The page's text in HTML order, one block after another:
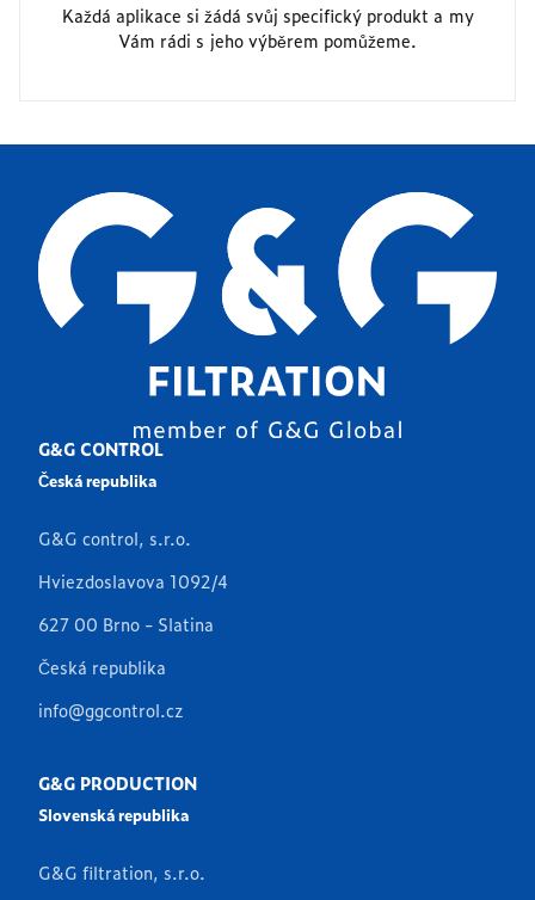
Každá aplikace si žádá svůj specifický produkt a my
Vám rádi s jeho výběrem pomůžeme.
G&G CONTROL
Česká republika
G&G control, s.r.o.
Hviezdoslavova 1092/4
627 00 Brno - Slatina
Česká republika
info@ggcontrol.cz
G&G PRODUCTION
Slovenská republika
G&G filtration, s.r.o.